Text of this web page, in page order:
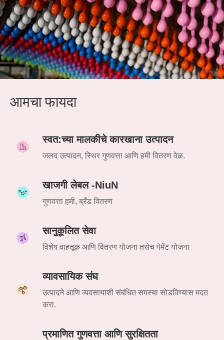
आमचा फायदा
स्वत:च्या मालकीचे कारखाना उत्पादन
जलद उत्पादन, स्थिर गुणवत्ता आणि हमी वितरण वेळ.
खाजगी लेबल -NiuN
गुणवत्ता हमी, ब्रँड वितरण
सानुकूलित सेवा
विशेष वाहतूक आणि वितरण योजना तसेच पेमेंट योजना
व्यावसायिक संघ
उत्पादने आणि व्यवसायाशी संबंधित समस्या सोडविण्यास मदत
करा.
प्रमाणित गुणवत्ता आणि सुरक्षितता